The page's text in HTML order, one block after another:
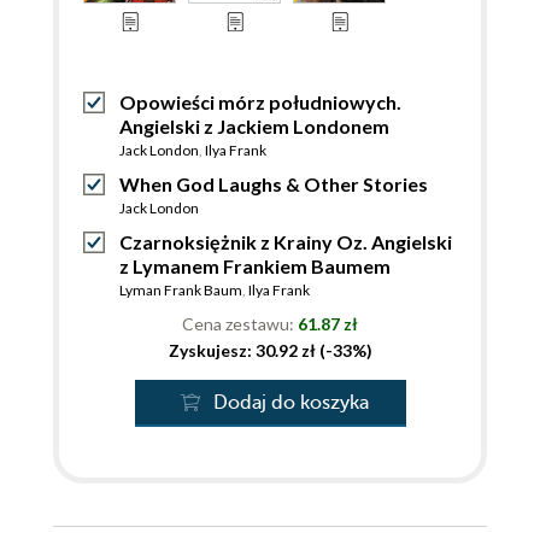
Opowieści mórz południowych.
Angielski z Jackiem Londonem
Jack London Ilya Frank
When God Laughs & Other Stories
Jack London
Czarnoksiężnik z Krainy Oz. Angielski
z Lymanem Frankiem Baumem
Lyman Frank Baum Ilya Frank
Cena zestawu: 61.87 zł
Zyskujesz: 30.92 zł (-33%)
Dodaj do koszyka